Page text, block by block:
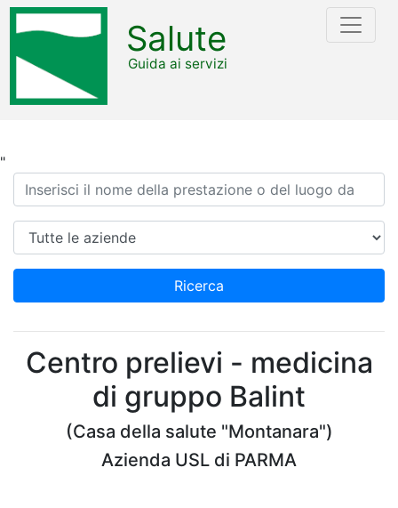
"
Salute
Guida ai servizi
Ricerca
Azienda
Ricerca
Centro prelievi - medicina
di gruppo Balint
(Casa della salute "Montanara")
Azienda USL di PARMA